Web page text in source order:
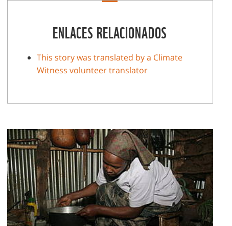
ENLACES RELACIONADOS
This story was translated by a Climate
Witness volunteer translator